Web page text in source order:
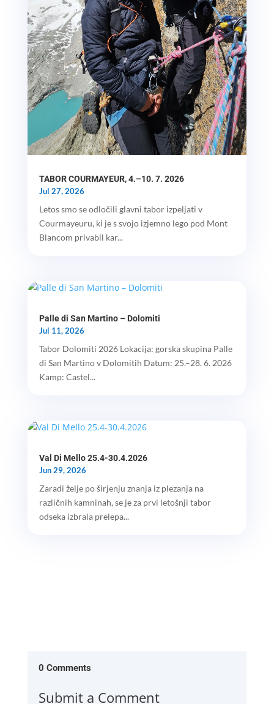
TABOR COURMAYEUR, 4.–10. 7. 2026
Jul 27, 2026
Letos smo se odločili glavni tabor izpeljati v
Courmayeuru, ki je s svojo izjemno lego pod Mont
Blancom privabil kar...
Palle di San Martino – Dolomiti
Jul 11, 2026
Tabor Dolomiti 2026 Lokacija: gorska skupina Palle
di San Martino v Dolomitih Datum: 25.–28. 6. 2026
Kamp: Castel...
Val Di Mello 25.4-30.4.2026
Jun 29, 2026
Zaradi želje po širjenju znanja iz plezanja na
različnih kamninah, se je za prvi letošnji tabor
odseka izbrala prelepa...
0 Comments
Submit a Comment